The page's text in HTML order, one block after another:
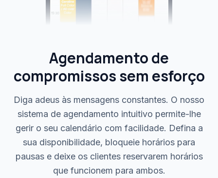
Agendamento de
compromissos sem esforço
Diga adeus às mensagens constantes. O nosso
sistema de agendamento intuitivo permite-lhe
gerir o seu calendário com facilidade. Defina a
sua disponibilidade, bloqueie horários para
pausas e deixe os clientes reservarem horários
que funcionem para ambos.